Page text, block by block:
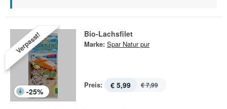
Verpasst!
-25%
Bio-Lachsfilet
Marke: Spar Natur pur
Preis: € 5,99 € 7,99